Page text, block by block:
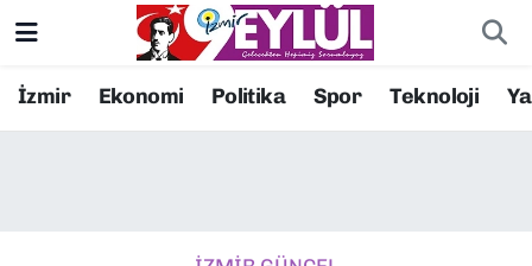
İzmir Ekonomi Politika Spor Teknoloji
Resmi İlanlar
Konak Nöbetçi Eczaneler